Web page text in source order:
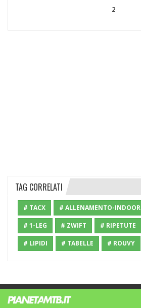
2
TAG CORRELATI
# TACX # ALLENAMENTO-INDOOR
# 1-LEG # ZWIFT # RIPETUTE
# LIPIDI # TABELLE # ROUVY